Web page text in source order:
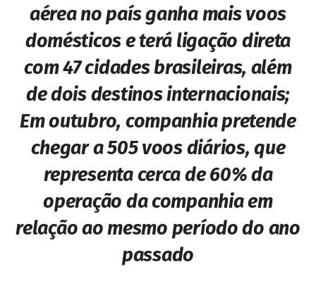
aérea no país ganha mais voos
domésticos e terá ligação direta
com 47 cidades brasileiras, além
de dois destinos internacionais;
Em outubro, companhia pretende
chegar a 505 voos diários, que
representa cerca de 60% da
operação da companhia em
relação ao mesmo período do ano
passado